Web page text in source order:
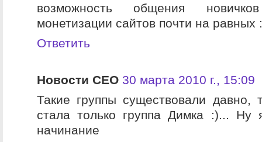
возможность общения
монетизации сайтов почти на равных
Ответить
Новости СЕО 30 марта 2010 г., 15:09
Такие группы существовали давно,
стала только группа Димка :)... Ну
начинание